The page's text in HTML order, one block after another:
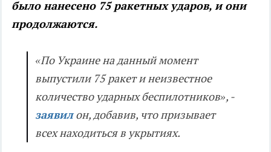
было нанесено 75 ракетных ударов, и они
продолжаются.
«По Украине на данный момент
выпустили 75 ракет и неизвестное
количество ударных беспилотников», -
заявилон, добавив, что призывает
всех находиться в укрытиях.